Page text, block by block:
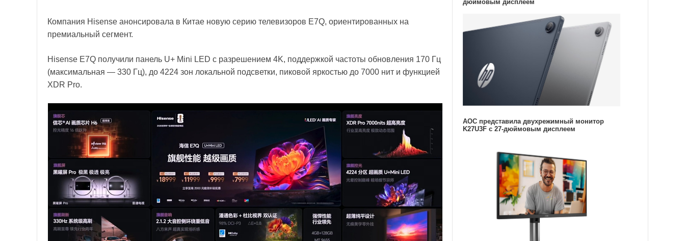
Компания Hisense анонсировала в Китае новую серию телевизоров E7Q, ориентированных на
премиальный сегмент.
Hisense E7Q получили панель U+ Mini LED с разрешением 4K, поддержкой частоты обновления 170 Гц
(максимальная — 330 Гц), до 4224 зон локальной подсветки, пиковой яркостью до 7000 нит и функцией
XDR Pro.
дюймовым дисплеем
AOC представила двухрежимный монитор
K27U3F с 27-дюймовым дисплеем